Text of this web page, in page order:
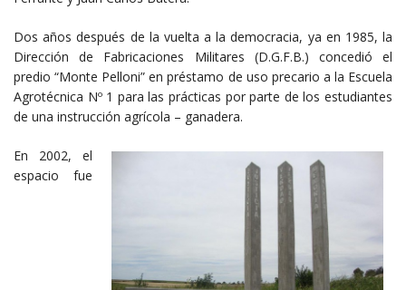
Dos años después de la vuelta a la democracia, ya en 1985, la
Dirección de Fabricaciones Militares (D.G.F.B.) concedió el
predio “Monte Pelloni” en préstamo de uso precario a la Escuela
Agrotécnica Nº 1 para las prácticas por parte de los estudiantes
de una instrucción agrícola – ganadera.
En 2002, el
espacio fue